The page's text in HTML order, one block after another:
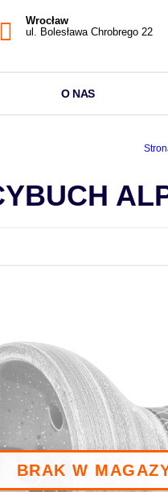
Wrocław
ul. Bolesława Chrobrego 22
O NAS